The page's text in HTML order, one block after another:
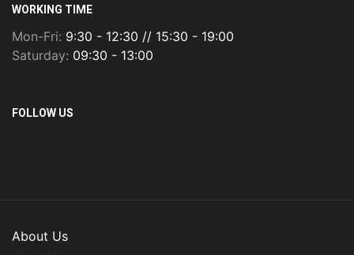
WORKING TIME
Mon-Fri: 9:30 - 12:30 // 15:30 - 19:00
Saturday: 09:30 - 13:00
FOLLOW US
About Us